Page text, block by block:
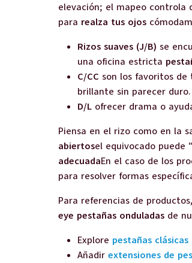
elevación; el mapeo controla
para realza tus ojos
Rizos suaves (J/B) se
una oficina estricta
C/CC son los favoritos de
brillante sin parecer duro.
D/L ofrecer drama o
Piensa en el rizo como en la
abiertosel equivocado puede
adecuadaEn el caso de los
para resolver formas
Para referencias de
eye pestañas onduladas de
Explore pestañas clásicas
Añadir extensiones de